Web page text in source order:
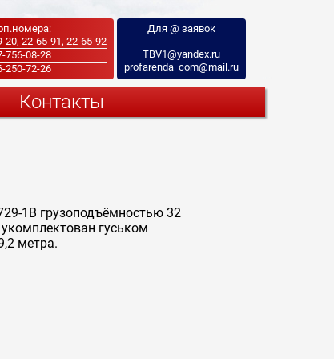
20, 22-65-91, 22-65-92
756-08-28
250-72-26
Для @ заявок
TBV1@yandex.ru
profarenda_com@mail.ru
Контакты
1В грузоподъёмностью 32
гуськом
метра.